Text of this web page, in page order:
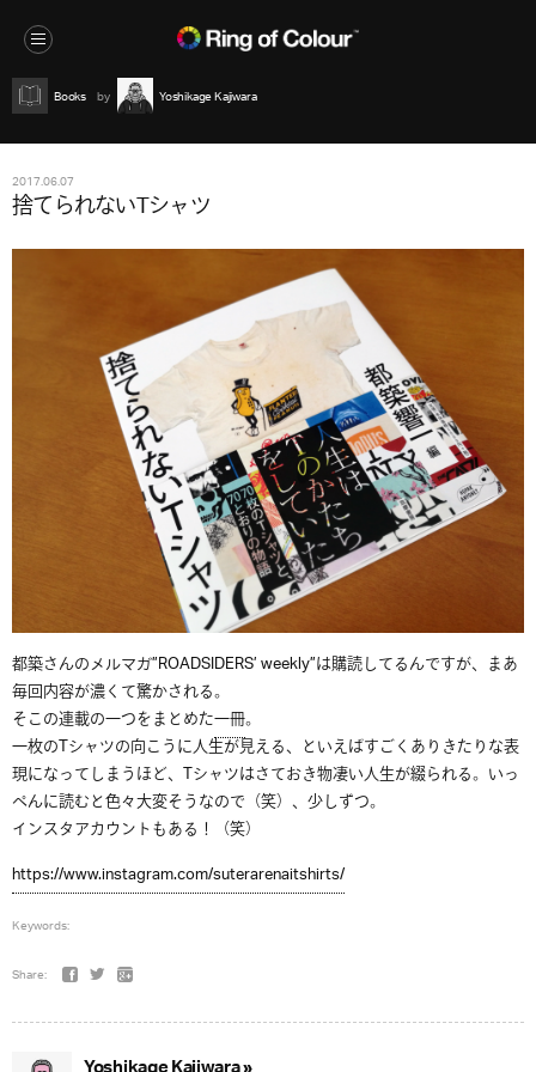
Books Yoshikage Kajiwara
2017.06.07
捨てられないTシャツ
都築さんのメルマガ”ROADSIDERS’ weekly”は購読してるんですが、まあ
毎回内容が濃くて驚かされる。
そこの連載の一つをまとめた一冊。
一枚のTシャツの向こうに人生が見える、といえばすごくありきたりな表
現になってしまうほど、Tシャツはさておき物凄い人生が綴られる。いっ
ぺんに読むと色々大変そうなので（笑）、少しずつ。
インスタアカウントもある！（笑）
https://www.instagram.com/suterarenaitshirts/
Keywords:
Share: